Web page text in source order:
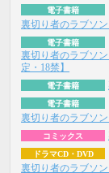
電子書籍
裏切り者のラブソ
電子書籍
裏切り者のラブソ
定・18禁】
電子書籍
電子書籍
裏切り者のラブソ
コミックス
ドラマCD・DVD
裏切り者のラブソ